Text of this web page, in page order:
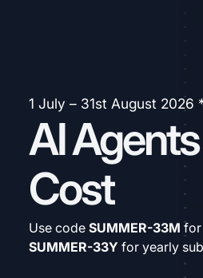
1 July – 31st August 2026
AI
Cost
Use code SUMMER-33M for
SUMMER-33Y for yearly